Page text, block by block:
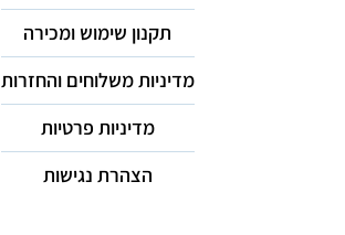
תקנון שימוש ומכירה
מדיניות משלוחים והחזרות
מדיניות פרטיות
הצהרת נגישות